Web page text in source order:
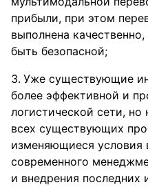
прибыли, при этом
выполнена
быть безопасной;
Уже существующие
более эффективной и
логистической сети,
всех существующих
изменяющиеся условия
современного
и внедрения последних